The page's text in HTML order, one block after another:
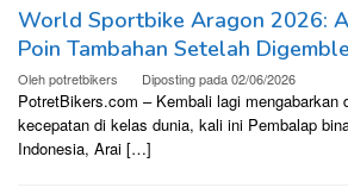
World Sportbike Aragon 2026:
Poin Tambahan Setelah
Olehpotretbikers Diposting pada02/06/2026
PotretBikers.com – Kembali lagi mengabarkan
kecepatan di kelas dunia, kali ini Pembalap
Indonesia, Arai […]